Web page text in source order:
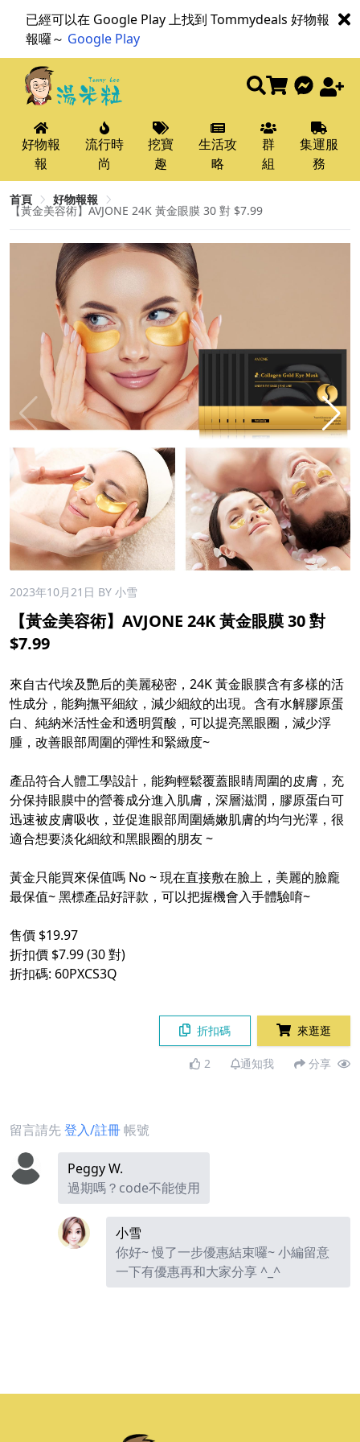
已經可以在 Google Play 上找到 Tommydeals 好物報
報囉～ Google Play
好物報
報
流行時
尚
挖寶
趣
生活攻
略
群
組
集運服
務
首頁 好物報報
【黃金美容術】AVJONE 24K 黃金眼膜 30 對 $7.99
2023年10月21日 BY 小雪
【黃金美容術】AVJONE 24K 黃金眼膜 30 對
$7.99
來自古代埃及艷后的美麗秘密，24K 黃金眼膜含有多樣的活
性成分，能夠撫平細紋，減少細紋的出現。含有水解膠原蛋
白、純納米活性金和透明質酸，可以提亮黑眼圈，減少浮
腫，改善眼部周圍的彈性和緊緻度~
產品符合人體工學設計，能夠輕鬆覆蓋眼睛周圍的皮膚，充
分保持眼膜中的營養成分進入肌膚，深層滋潤，膠原蛋白可
迅速被皮膚吸收，並促進眼部周圍嬌嫩肌膚的均勻光澤，很
適合想要淡化細紋和黑眼圈的朋友 ~
黃金只能買來保值嗎 No ~ 現在直接敷在臉上，美麗的臉龐
最保值~ 黑標產品好評款，可以把握機會入手體驗唷~
售價 $19.97
折扣價 $7.99 (30 對)
折扣碼: 60PXCS3Q
折扣碼 來逛逛
2 通知我 分享
留言請先登入/註冊帳號
Peggy W.
過期嗎？code不能使用
小雪
你好~ 慢了一步優惠結束囉~ 小編留意
一下有優惠再和大家分享 ^_^